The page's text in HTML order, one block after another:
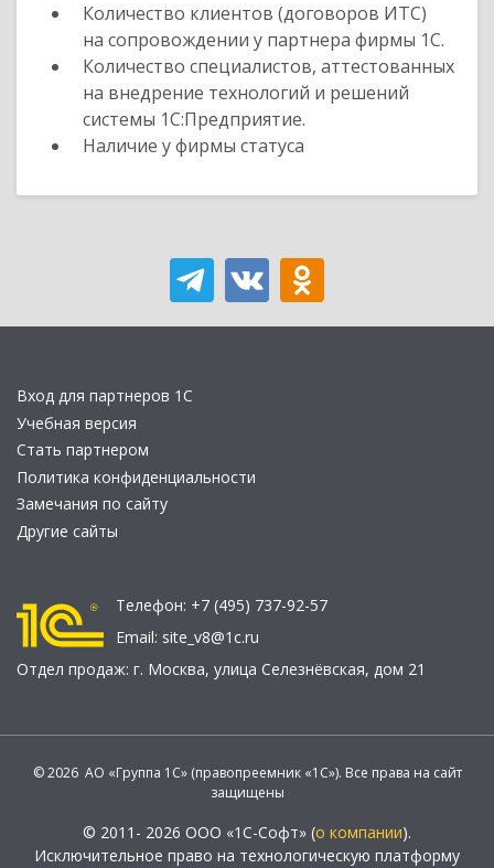
Количество клиентов (договоров ИТС)
на сопровождении у партнера фирмы 1С.
Количество специалистов, аттестованных
на внедрение технологий и решений
системы 1С:Предприятие.
Наличие у фирмы статуса
Вход для партнеров 1С
Учебная версия
Стать партнером
Политика конфиденциальности
Замечания по сайту
Другие сайты
Телефон: +7 (495) 737-92-57
Email: site_v8@1c.ru
Отдел продаж: г. Москва, улица Селезнёвская, дом 21
© 2026 АО «Группа 1С» (правопреемник «1С»). Все права на сайт
защищены
© 2011- 2026 ООО «1С-Софт» (о компании).
Исключительное право на технологическую платформу